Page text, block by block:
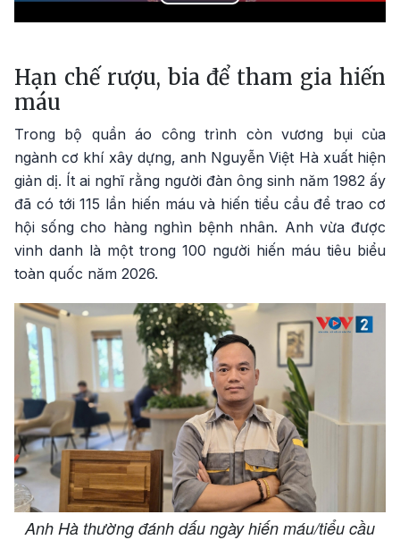
Hạn chế rượu, bia để tham gia hiến
máu
Trong bộ quần áo công trình còn vương bụi của
ngành cơ khí xây dựng, anh Nguyễn Việt Hà xuất hiện
giản dị. Ít ai nghĩ rằng người đàn ông sinh năm 1982 ấy
đã có tới 115 lần hiến máu và hiến tiểu cầu để trao cơ
hội sống cho hàng nghìn bệnh nhân. Anh vừa được
vinh danh là một trong 100 người hiến máu tiêu biểu
toàn quốc năm 2026.
Anh Hà thường đánh dấu ngày hiến máu/tiểu cầu